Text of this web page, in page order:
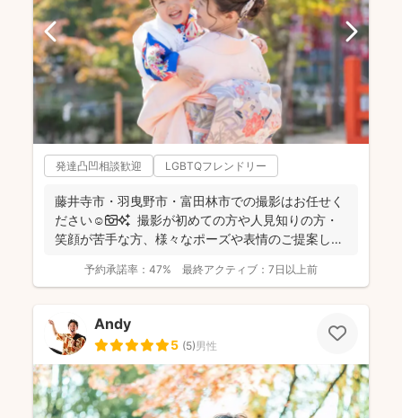
発達凸凹相談歓迎 LGBTQフレンドリー
藤井寺市・羽曳野市・富田林市での撮影はお任せく
ださい☺️📷✨ 撮影が初めての方や人見知りの方・
笑顔が苦手な方、様々なポーズや表情のご提案しま
予約承諾率： 47% 最終アクティブ： 7日以上前
Andy
5 (5)男性